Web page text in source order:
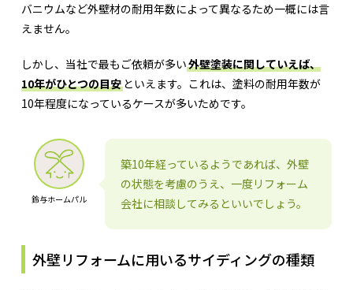
バニウムなど外壁材の耐用年数によって異なるため一概には言
えません。
しかし、当社で最もご依頼が多い外壁塗装に関していえば、
10年がひとつの目安といえます。これは、塗料の耐用年数が
10年程度になっているケースが多いためです。
鈴与ホームパル
築10年経っているようであれば、外壁
の状態を考慮のうえ、一度リフォーム
会社に相談してみるといいでしょう。
外壁リフォームに用いるサイディングの種類